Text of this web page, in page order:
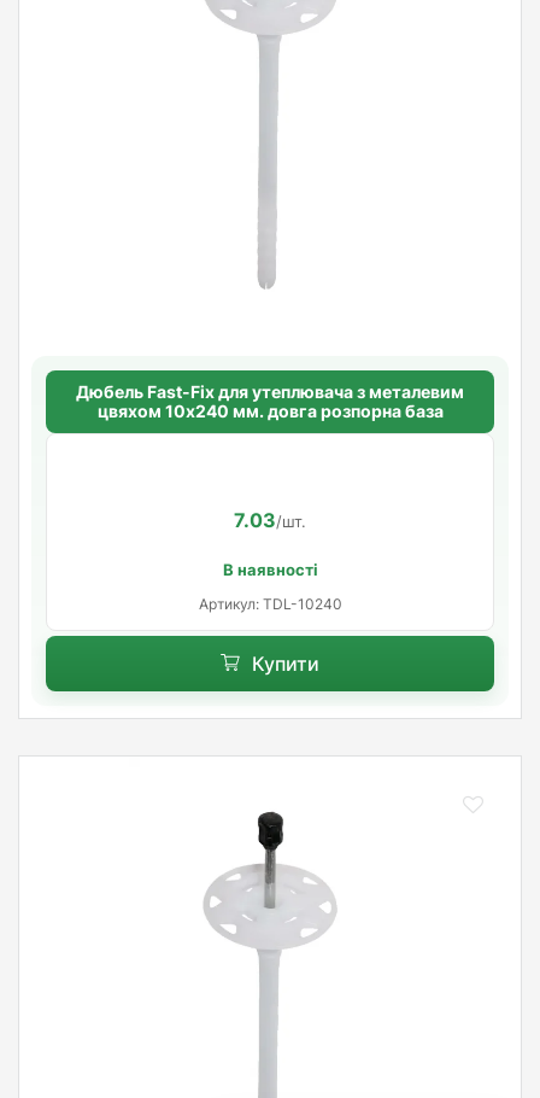
Дюбель Fast-Fix для утеплювача з металевим
цвяхом 10х240 мм. довга розпорна база
7.03/шт.
В наявності
Артикул: TDL-10240
Купити